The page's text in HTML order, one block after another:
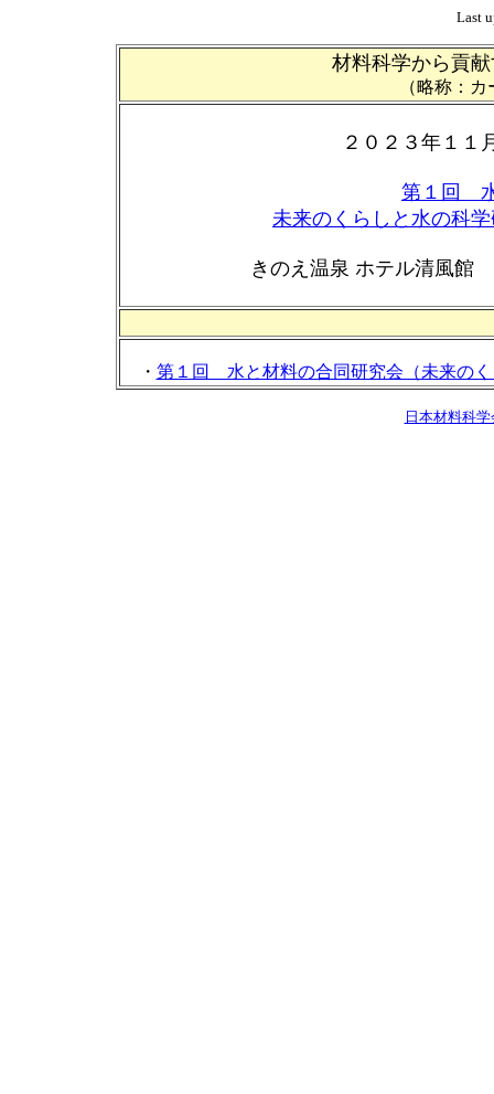
Last
材料科学から貢
（略称：
２０２３年１１
第１回
未来のくらしと水の科
きのえ温泉 ホテル清風館
・ 第１回 水と材料の合同研究会（未来の
日本材料科